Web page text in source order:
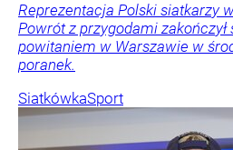
Reprezentacja Polski siatkarzy
Powrót z przygodami
powitaniem w Warszawie w
poranek.
SiatkówkaSport